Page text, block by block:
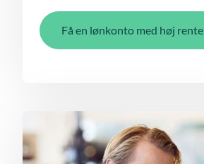
Få en lønkonto med høj rente